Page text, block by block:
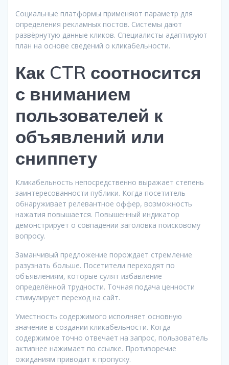
Социальные платформы применяют параметр для
определения рекламных постов. Системы дают
развёрнутую данные кликов. Специалисты адаптируют
план на основе сведений о кликабельности.
Как CTR соотносится
с вниманием
пользователей к
объявлений или
сниппету
Кликабельность непосредственно выражает степень
заинтересованности публики. Когда посетитель
обнаруживает релевантное оффер, возможность
нажатия повышается. Повышенный индикатор
демонстрирует о совпадении заголовка поисковому
вопросу.
Заманчивый предложение порождает стремление
разузнать больше. Посетители переходят по
объявлениям, которые сулят избавление
определённой трудности. Точная подача ценности
стимулирует переход на сайт.
Уместность содержимого исполняет основную
значение в создании кликабельности. Когда
содержимое точно отвечает на запрос, пользователь
активнее нажимает по ссылке. Противоречие
ожиданиям приводит к пропуску.